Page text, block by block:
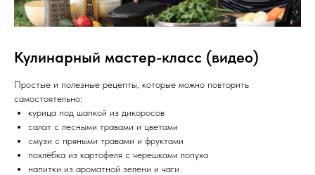
Кулинарный мастер-класс (видео)
Простые и полезные рецепты, которые можно повторить
самостоятельно:
курица под шапкой из дикоросов
салат с лесными травами и цветами
смузи с пряными травами и фруктами
похлёбка из картофеля с черешками лопуха
напитки из ароматной зелени и чаги